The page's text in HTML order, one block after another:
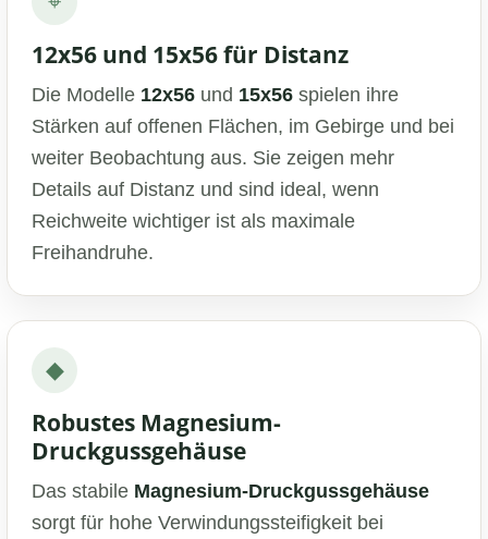
12x56 und 15x56 für Distanz
Die Modelle 12x56 und 15x56 spielen ihre
Stärken auf offenen Flächen, im Gebirge und bei
weiter Beobachtung aus. Sie zeigen mehr
Details auf Distanz und sind ideal, wenn
Reichweite wichtiger ist als maximale
Freihandruhe.
◆
Robustes Magnesium-
Druckgussgehäuse
Das stabile Magnesium-Druckgussgehäuse
sorgt für hohe Verwindungssteifigkeit bei